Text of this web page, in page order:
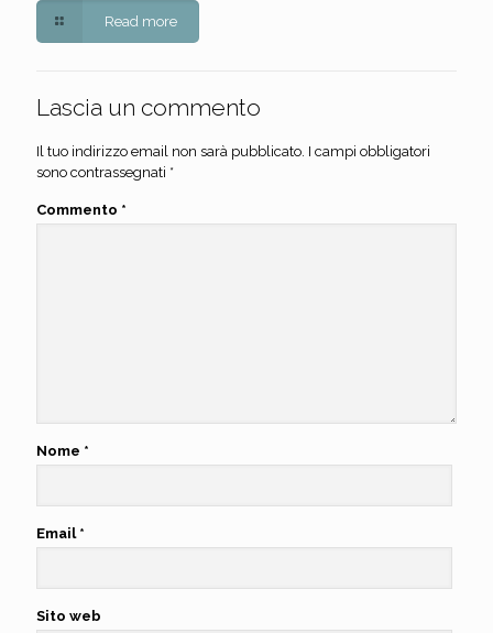
Read more
Lascia un commento
Il tuo indirizzo email non sarà pubblicato. I campi obbligatori
sono contrassegnati *
Commento *
Nome *
Email *
Sito web